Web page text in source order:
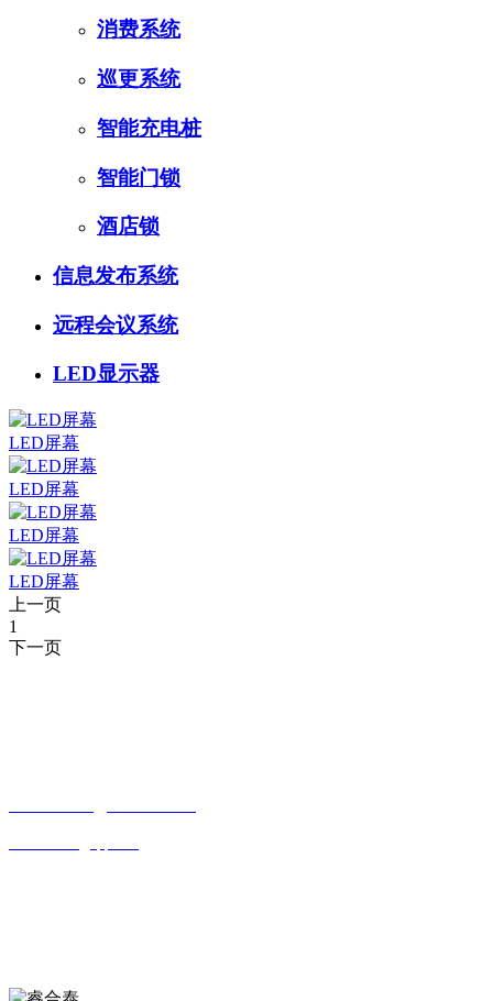
消费系统
巡更系统
智能充电桩
智能门锁
酒店锁
信息发布系统
远程会议系统
LED显示器
LED屏幕
LED屏幕
LED屏幕
LED屏幕
上一页
1
下一页